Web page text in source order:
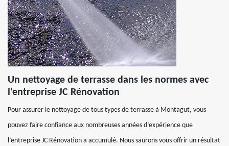
Un nettoyage de terrasse dans les normes avec
l’entreprise JC Rénovation
Pour assurer le nettoyage de tous types de terrasse à Montagut, vous
pouvez faire confiance aux nombreuses années d’expérience que
l’entreprise JC Rénovation a accumulé. Nous saurons vous offrir un résultat